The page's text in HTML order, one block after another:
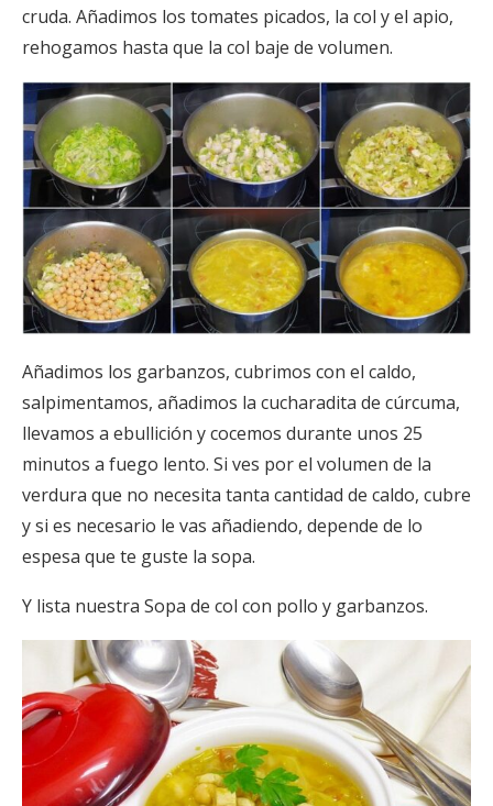
cruda. Añadimos los tomates picados, la col y el apio,
rehogamos hasta que la col baje de volumen.
Añadimos los garbanzos, cubrimos con el caldo,
salpimentamos, añadimos la cucharadita de cúrcuma,
llevamos a ebullición y cocemos durante unos 25
minutos a fuego lento. Si ves por el volumen de la
verdura que no necesita tanta cantidad de caldo, cubre
y si es necesario le vas añadiendo, depende de lo
espesa que te guste la sopa.
Y lista nuestra Sopa de col con pollo y garbanzos.